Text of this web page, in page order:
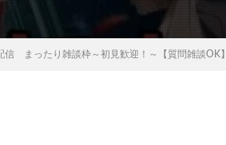
信 まったり雑談枠～初見歓迎！～【質問雑談OK】